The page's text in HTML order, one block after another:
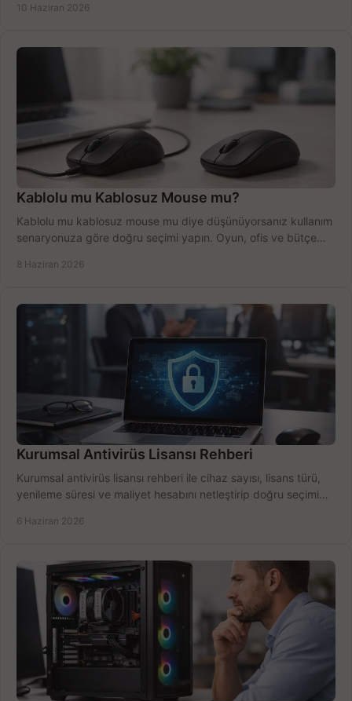
10 Haziran 2026
Kablolu mu Kablosuz Mouse mu?
Kablolu mu kablosuz mouse mu diye düşünüyorsanız kullanım
senaryonuza göre doğru seçimi yapın. Oyun, ofis ve bütçe
8 Haziran 2026
Kurumsal Antivirüs Lisansı Rehberi
Kurumsal antivirüs lisansı rehberi ile cihaz sayısı, lisans türü,
yenileme süresi ve maliyet hesabını netleştirip doğru seçimi
6 Haziran 2026